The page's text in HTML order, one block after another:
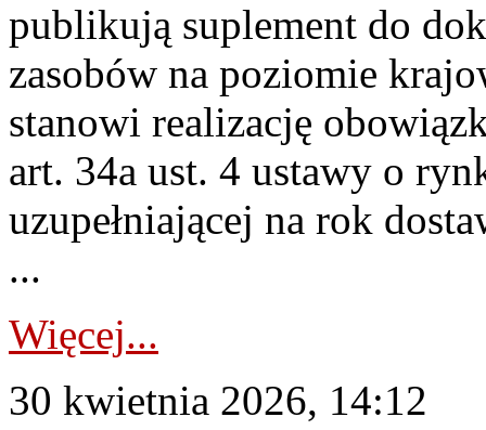
publikują suplement do
zasobów na poziomie
stanowi realizację
art. 34a ust. 4 ustawy o
uzupełniającej na rok
...
Więcej...
30 kwietnia 2026, 14:12